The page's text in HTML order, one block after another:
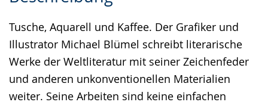
Tusche, Aquarell und Kaffee. Der Grafiker und
Illustrator Michael Blümel schreibt literarische
Werke der Weltliteratur mit seiner Zeichenfeder
und anderen unkonventionellen Materialien
weiter. Seine Arbeiten sind keine einfachen
wechseln.
Deutscher
Gebärdensprache
wird
angezeigt.